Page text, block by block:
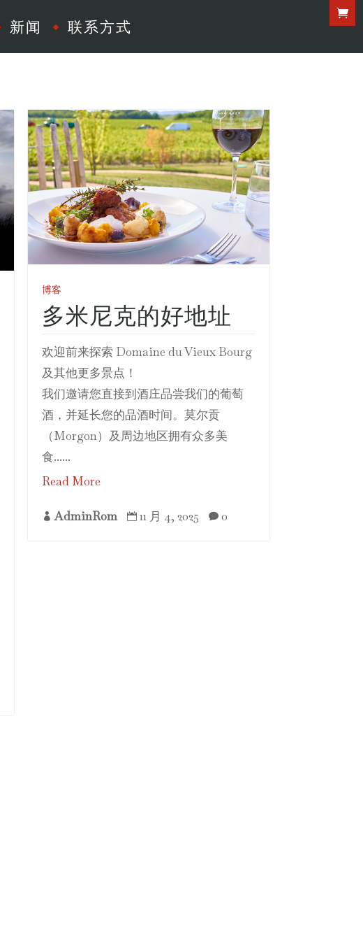
新闻 联系方式
博客
多米尼克的好地址
欢迎前来探索 Domaine du Vieux Bourg
及其他更多景点！
我们邀请您直接到酒庄品尝我们的葡萄
酒，并延长您的品酒时间。莫尔贡
（Morgon）及周边地区拥有众多美
食......
Read More
 AdminRom  11 月 4, 2025  0